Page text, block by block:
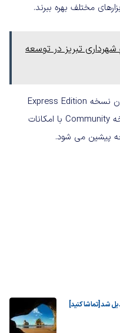
مختلف بهره ببرند.
تبریز در توسعه
مایکروسافت پیش از این از عرضه رایگان نسخه Express Edition
ویژوال استدیو نیز خبر داد و اکنون نسخه Community با امکانات
پیشین می شود.